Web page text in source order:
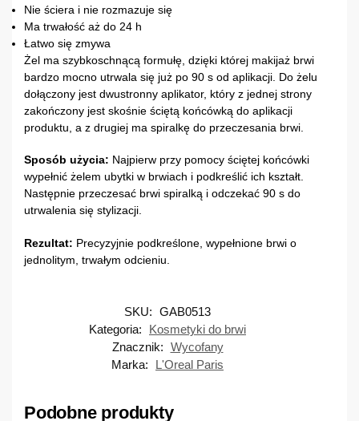
Nie ściera i nie rozmazuje się
Ma trwałość aż do 24 h
Łatwo się zmywa
Żel ma szybkoschnącą formułę, dzięki której makijaż brwi
bardzo mocno utrwala się już po 90 s od aplikacji. Do żelu
dołączony jest dwustronny aplikator, który z jednej strony
zakończony jest skośnie ściętą końcówką do aplikacji
produktu, a z drugiej ma spiralkę do przeczesania brwi.
Sposób użycia: Najpierw przy pomocy ściętej końcówki
wypełnić żelem ubytki w brwiach i podkreślić ich kształt.
Następnie przeczesać brwi spiralką i odczekać 90 s do
utrwalenia się stylizacji.
Rezultat: Precyzyjnie podkreślone, wypełnione brwi o
jednolitym, trwałym odcieniu.
SKU: GAB0513
Kategoria:
Kosmetyki do brwi
Znacznik: Wycofany
Marka:
L'Oreal Paris
Podobne produkty